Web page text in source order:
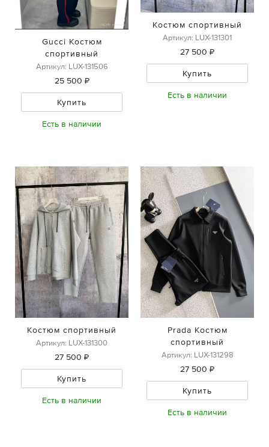
Gucci Костюм
спортивный
Артикул: LUX-131506
25 500 ₽
Купить
Есть в наличии
Костюм спортивный
Артикул: LUX-131301
27 500 ₽
Купить
Есть в наличии
Костюм спортивный
Артикул: LUX-131300
27 500 ₽
Купить
Есть в наличии
Prada Костюм
спортивный
Артикул: LUX-131298
27 500 ₽
Купить
Есть в наличии